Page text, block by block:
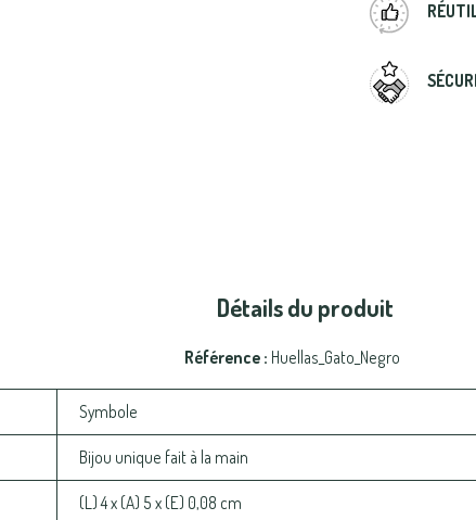
Détails du produit
Référence Huellas_Gato_Negro
Symbole
Bijou unique fait à la main
(L) 4 x (A) 5 x (E) 0,08 cm